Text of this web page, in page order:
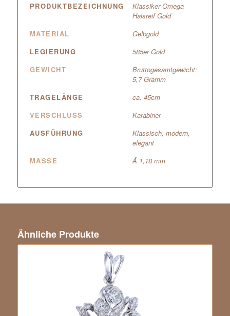
PRODUKTBEZEICHNUNG
Klassiker Omega
Halsreif Gold
MATERIAL
Gelbgold
LEGIERUNG
585er Gold
GEWICHT
Bruttogesamtgewicht:
5,7 Gramm
TRAGELÄNGE
ca. 45cm
VERSCHLUSS
Karabiner
AUSFÜHRUNG
Klassisch, modern,
elegant
MASSE
Ã 1,18 mm
Ähnliche Produkte